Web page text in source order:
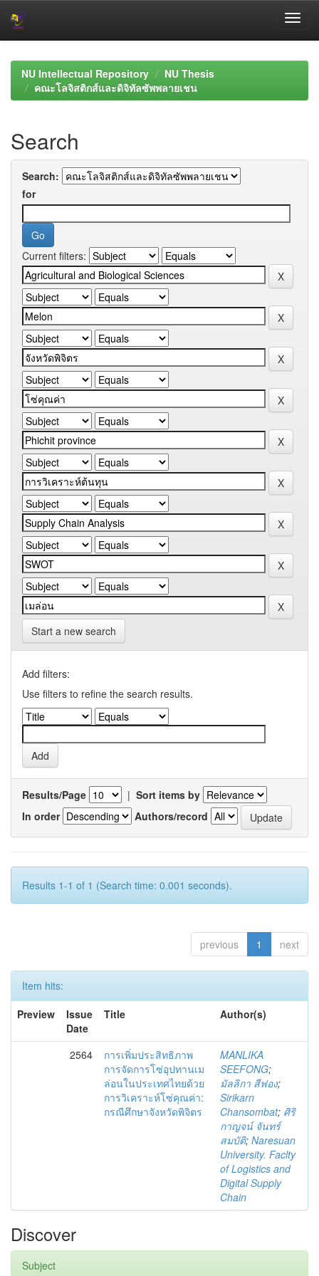
navigationNU Intellectual Repository
NU Thesis
คณะโลจิสติกส์และดิจิทัลซัพพลายเชน
Search
Search:
for
Current filters:
Start a new search
Add filters:
Use filters to refine the search results.
Results/Page | Sort items by
In order
Authors/record
Results 1-1 of 1 (Search time: 0.001 seconds).
previous 1 next
Item hits:
Preview
Issue
Date
Title Author(s)
2564
การเพิ่มประสิทธิภาพ
การจัดการโซ่อุปทานเม
ล่อนในประเทศไทยด้วย
การวิเคราะห์โซ่คุณค่า:
กรณีศึกษาจังหวัดพิจิตร
MANLIKA
SEEFONG;
มัลลิกา สีฟอง;
Sirikarn
Chansombat; ศิริ
กาญจน์ จันทร์
สมบัติ; Naresuan
University. Faclty
of Logistics and
Digital Supply
Chain
Discover
Subject